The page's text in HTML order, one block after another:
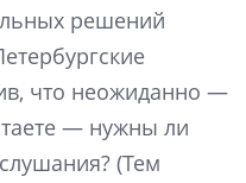
решений
что неожиданно —
— нужны ли
(Тем